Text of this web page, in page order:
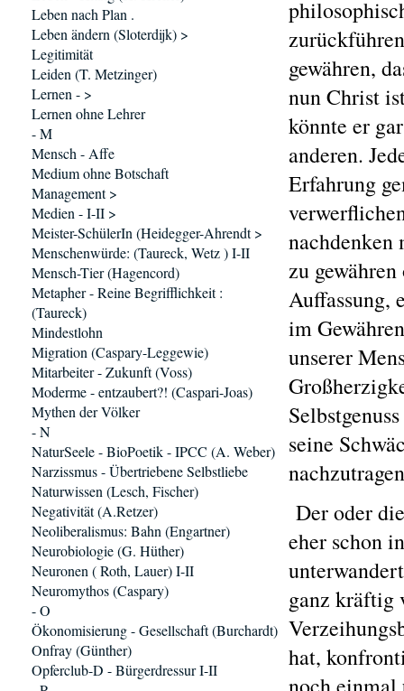
gewähren,
nun Christ
könnte er
anderen.
Erfahrung
nachdenken
zu
Auffassung,
im
unserer
seine
Der oder
eher schon
ganz kräftig
hat,
Leben nach Plan .
Leben ändern (Sloterdijk) >
Legitimität
Leiden (T. Metzinger)
Lernen - >
Lernen ohne Lehrer
- M
Mensch - Affe
Medium ohne Botschaft
Management >
Medien - I-II >
Meister-SchülerIn (Heidegger-Ahrendt >
Menschenwürde: (Taureck, Wetz ) I-II
Mensch-Tier (Hagencord)
Metapher - Reine Begrifflichkeit :
(Taureck)
Mindestlohn
Migration (Caspary-Leggewie)
Mitarbeiter - Zukunft (Voss)
Moderme - entzaubert?! (Caspari-Joas)
Mythen der Völker
- N
NaturSeele - BioPoetik - IPCC (A. Weber)
Narzissmus - Übertriebene Selbstliebe
Naturwissen (Lesch, Fischer)
Negativität (A.Retzer)
Neoliberalismus: Bahn (Engartner)
Neurobiologie (G. Hüther)
Neuronen ( Roth, Lauer) I-II
Neuromythos (Caspary)
- O
Ökonomisierung - Gesellschaft (Burchardt)
Onfray (Günther)
Opferclub-D - Bürgerdressur I-II